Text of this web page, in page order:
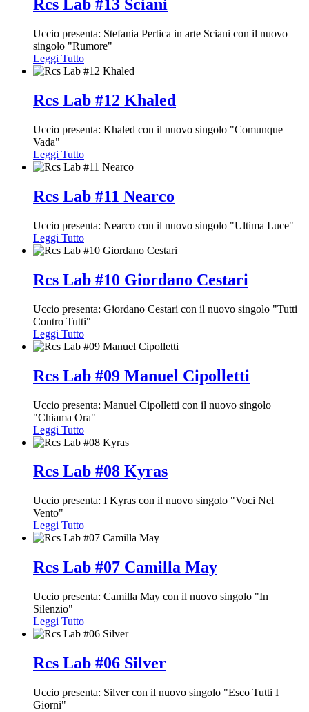
Rcs Lab #13 Sciani
Uccio presenta: Stefania Pertica in arte Sciani con il nuovo
singolo "Rumore"
Leggi Tutto
Rcs Lab #12 Khaled
Uccio presenta: Khaled con il nuovo singolo "Comunque
Vada"
Leggi Tutto
Rcs Lab #11 Nearco
Uccio presenta: Nearco con il nuovo singolo "Ultima Luce"
Leggi Tutto
Rcs Lab #10 Giordano Cestari
Uccio presenta: Giordano Cestari con il nuovo singolo "Tutti
Contro Tutti"
Leggi Tutto
Rcs Lab #09 Manuel Cipolletti
Uccio presenta: Manuel Cipolletti con il nuovo singolo
"Chiama Ora"
Leggi Tutto
Rcs Lab #08 Kyras
Uccio presenta: I Kyras con il nuovo singolo "Voci Nel
Vento"
Leggi Tutto
Rcs Lab #07 Camilla May
Uccio presenta: Camilla May con il nuovo singolo "In
Silenzio"
Leggi Tutto
Rcs Lab #06 Silver
Uccio presenta: Silver con il nuovo singolo "Esco Tutti I
Giorni"